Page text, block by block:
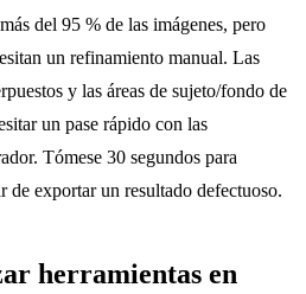
del 95 % de las imágenes, pero
un refinamiento manual. Las
y las áreas de sujeto/fondo de
un pase rápido con las
Tómese 30 segundos para
exportar un resultado defectuoso.
herramientas en